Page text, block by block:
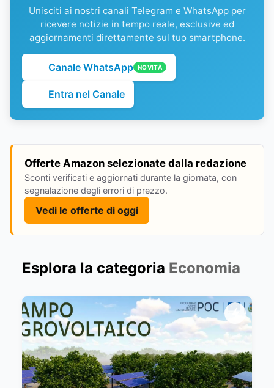
Unisciti ai nostri canali Telegram e WhatsApp per
ricevere notizie in tempo reale, esclusive ed
aggiornamenti direttamente sul tuo smartphone.
Canale WhatsApp NOVITÀ
Entra nel Canale
Offerte Amazon selezionate dalla redazione
Sconti verificati e aggiornati durante la giornata, con
segnalazione degli errori di prezzo.
Vedi le offerte di oggi
Esplora la categoria Economia